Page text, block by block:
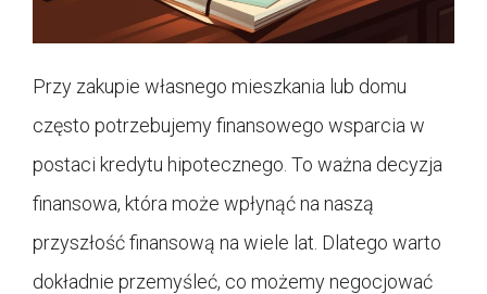
Przy zakupie własnego mieszkania lub domu
często potrzebujemy finansowego wsparcia w
postaci kredytu hipotecznego. To ważna decyzja
finansowa, która może wpłynąć na naszą
przyszłość finansową na wiele lat. Dlatego warto
dokładnie przemyśleć, co możemy negocjować